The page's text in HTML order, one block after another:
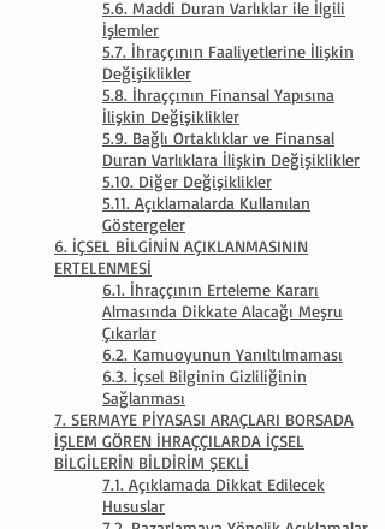
5.6. Maddi Duran Varlıklar ile İlgili
İşlemler
5.7. İhraççının Faaliyetlerine İlişkin
Değişiklikler
5.8. İhraççının Finansal Yapısına
İlişkin Değişiklikler
5.9. Bağlı Ortaklıklar ve Finansal
Duran Varlıklara İlişkin Değişiklikler
5.10. Diğer Değişiklikler
5.11. Açıklamalarda Kullanılan
Göstergeler
6. İÇSEL BİLGİNİN AÇIKLANMASININ
ERTELENMESİ
6.1. İhraççının Erteleme Kararı
Almasında Dikkate Alacağı Meşru
Çıkarlar
6.2. Kamuoyunun Yanıltılmaması
6.3. İçsel Bilginin Gizliliğinin
Sağlanması
7. SERMAYE PİYASASI ARAÇLARI BORSADA
İŞLEM GÖREN İHRAÇÇILARDA İÇSEL
BİLGİLERİN BİLDİRİM ŞEKLİ
7.1. Açıklamada Dikkat Edilecek
Hususlar